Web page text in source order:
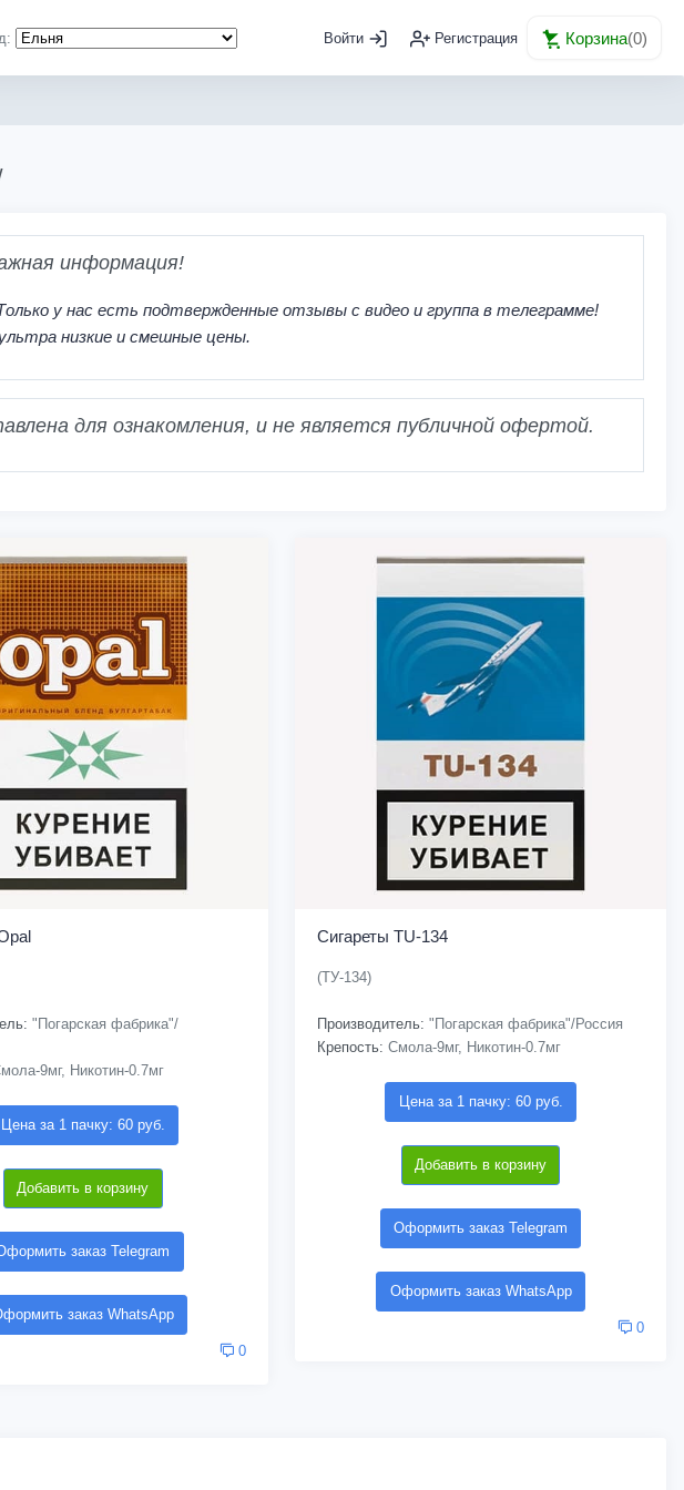
Войти Регистрация Корзина(0)
информация!
у нас есть подтвержденные отзывы с видео и группа в телеграмме!
низкие и смешные цены.
для ознакомления, и не является публичной офертой.
"Погарская фабрика"/
9мг, Никотин-0.7мг
Цена за 1 пачку: 60 руб.
Добавить в корзину
заказ Telegram
заказ WhatsApp
0
Сигареты TU-134
(ТУ-134)
Производитель: "Погарская фабрика"/Россия
Крепость: Смола-9мг, Никотин-0.7мг
Цена за 1 пачку: 60 руб.
Добавить в корзину
Оформить заказ Telegram
Оформить заказ WhatsApp
0